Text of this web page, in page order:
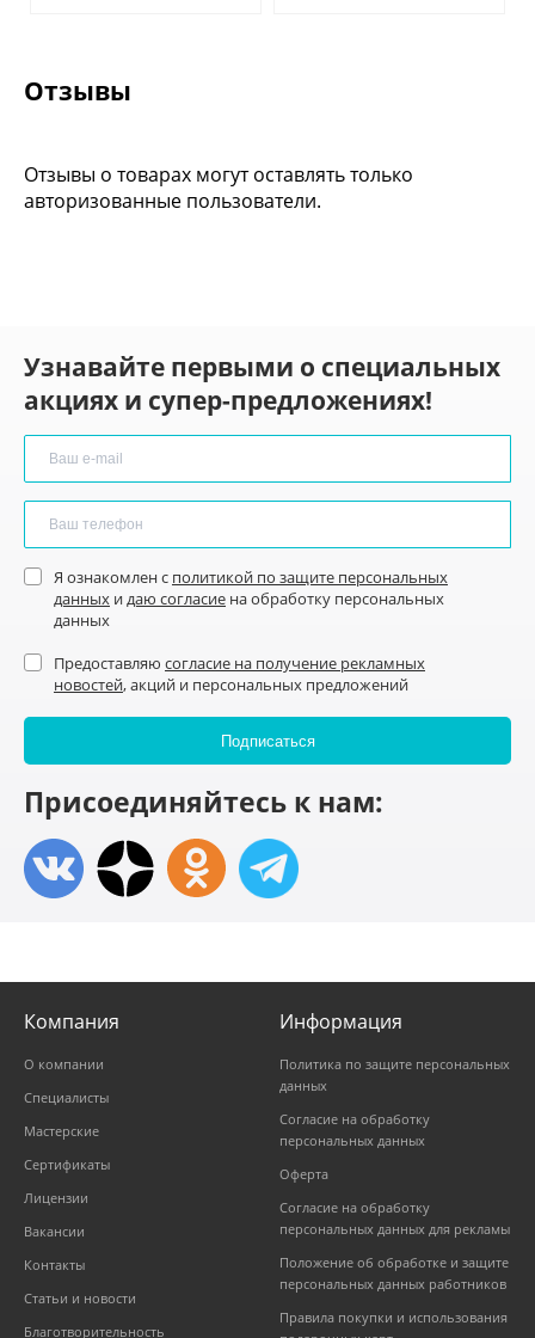
Отзывы
Отзывы о товарах могут оставлять только
авторизованные пользователи.
Узнавайте первыми о специальных
акциях и супер-предложениях!
Я ознакомлен с политикой по защите персональных
данных и даю согласие на обработку персональных
данных
Предоставляю согласие на получение рекламных
новостей, акций и персональных предложений
Присоединяйтесь к нам:
Компания
О компании
Специалисты
Мастерские
Сертификаты
Лицензии
Вакансии
Контакты
Статьи и новости
Благотворительность
Информация
Политика по защите персональных
данных
Согласие на обработку
персональных данных
Оферта
Согласие на обработку
персональных данных для рекламы
Положение об обработке и защите
персональных данных работников
Правила покупки и использования